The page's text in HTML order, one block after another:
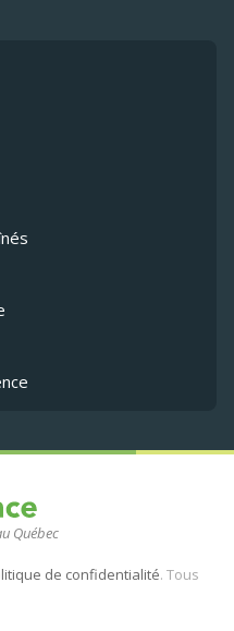
Québec
de confidentialité. Tous